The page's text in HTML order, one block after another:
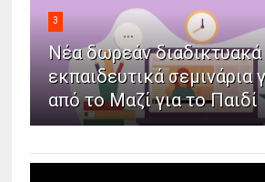
3
Νέα δωρεάν
εκπαιδευτικά σεμινάρια
από το Μαζί για το Παιδί